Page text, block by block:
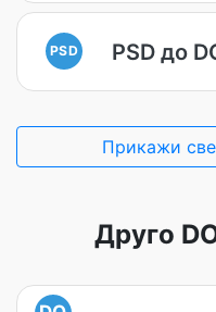
PSD PSD до
Прикажи
Друго